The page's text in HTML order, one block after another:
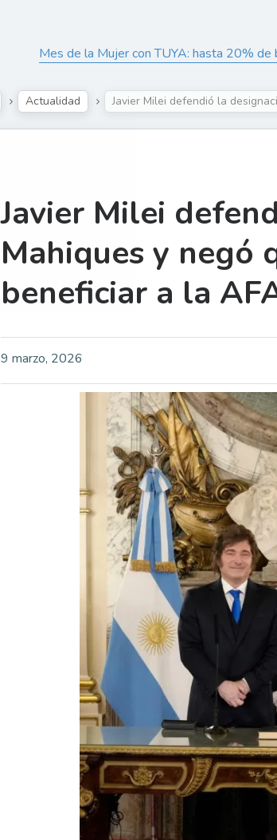
Mes de la Mujer con TUYA: hasta 20%
Actualidad Javier Milei defendió la
Javier Milei
Mahiques y negó
beneficiar a la
9 marzo, 2026